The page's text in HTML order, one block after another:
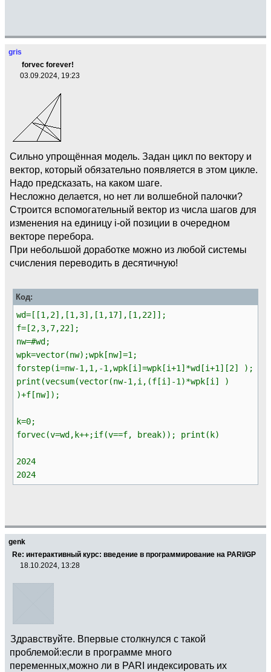
gris
forvec forever!
03.09.2024, 19:23
Сильно упрощённая модель. Задан цикл по вектору и
вектор, который обязательно появляется в этом цикле.
Надо предсказать, на каком шаге.
Несложно делается, но нет ли волшебной палочки?
Строится вспомогательный вектор из числа шагов для
изменения на единицу i-ой позиции в очередном
векторе перебора.
При небольшой доработке можно из любой системы
счисления переводить в десятичную!
Код:
wd=[[1,2],[1,3],[1,17],[1,22]];
f=[2,3,7,22];
nw=#wd;
wpk=vector(nw);wpk[nw]=1;
forstep(i=nw-1,1,-1,wpk[i]=wpk[i+1]*wd[i+1][2] );
print(vecsum(vector(nw-1,i,(f[i]-1)*wpk[i] )
)+f[nw]);
k=0;
forvec(v=wd,k++;if(v==f, break)); print(k)
2024
2024
genk
Re: интерактивный курс: введение в программирование на PARI/GP
18.10.2024, 13:28
Здравствуйте. Впервые столкнулся с такой
проблемой:если в программе много
переменных,можно ли в PARI индексировать их